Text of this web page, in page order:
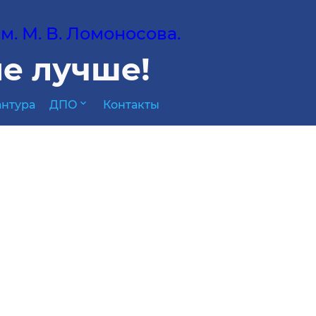
М. В. Ломоносова.
лучше!
ДПО expand_more Контакты